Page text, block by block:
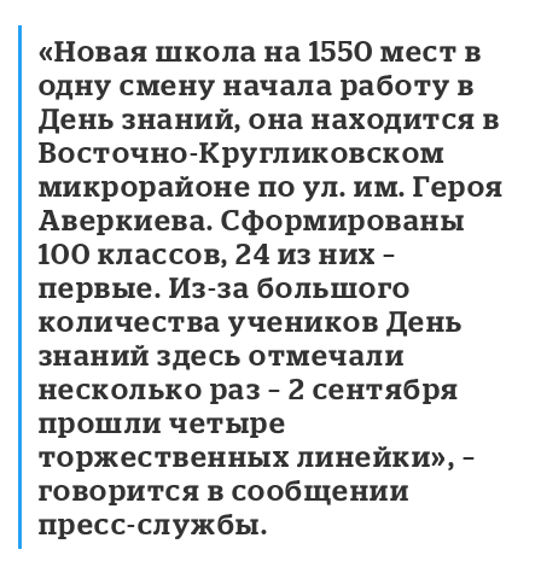
«Новая школа на 1550 мест в
одну смену начала работу в
День знаний, она находится в
Восточно-Кругликовском
микрорайоне по ул. им. Героя
Аверкиева. Сформированы
100 классов, 24 из них –
первые. Из-за большого
количества учеников День
знаний здесь отмечали
несколько раз – 2 сентября
прошли четыре
торжественных линейки», –
говорится в сообщении
пресс-службы.